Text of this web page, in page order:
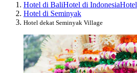
Hotel di BaliHotel di IndonesiaHotel
Hotel di Seminyak
Hotel dekat Seminyak Village